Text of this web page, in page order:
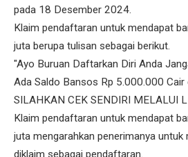
pada 18 Desember 2024.
Klaim pendaftaran untuk mendapat
juta berupa tulisan sebagai berikut.
"Ayo Buruan Daftarkan Diri Anda
Ada Saldo Bansos Rp 5.000.000 Cair
SILAHKAN CEK SENDIRI MELALUI
Klaim pendaftaran untuk mendapat
juta mengarahkan penerimanya untuk